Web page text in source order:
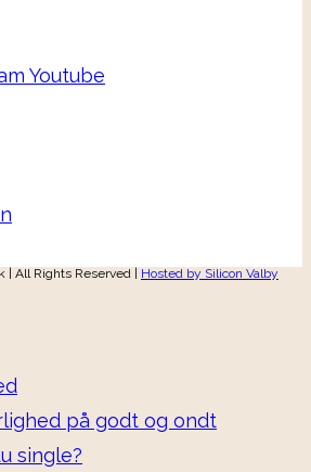
Youtube
All Rights Reserved | Hosted by Silicon Valby
på godt og ondt
single?